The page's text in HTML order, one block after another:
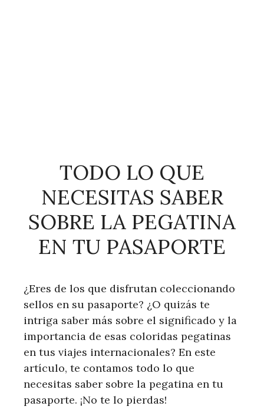
TODO LO QUE
NECESITAS SABER
SOBRE LA PEGATINA
EN TU PASAPORTE
¿Eres de los que disfrutan coleccionando
sellos en su pasaporte? ¿O quizás te
intriga saber más sobre el significado y la
importancia de esas coloridas pegatinas
en tus viajes internacionales? En este
artículo, te contamos todo lo que
necesitas saber sobre la pegatina en tu
pasaporte. ¡No te lo pierdas!